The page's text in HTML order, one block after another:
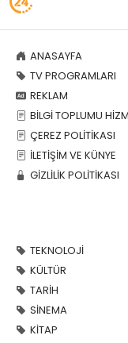
ANASAYFA
TV PROGRAMLARI
REKLAM
BİLGİ TOPLUMU
ÇEREZ POLİTİKASI
İLETİŞİM VE KÜNYE
GİZLİLİK POLİTİKASI
TEKNOLOJİ
KÜLTÜR
TARİH
SİNEMA
KİTAP